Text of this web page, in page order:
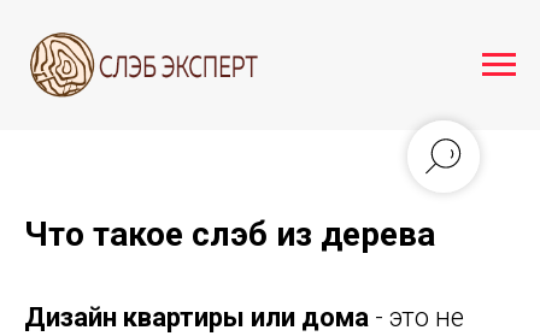
Что такое слэб из дерева
Дизайн квартиры или дома - это не